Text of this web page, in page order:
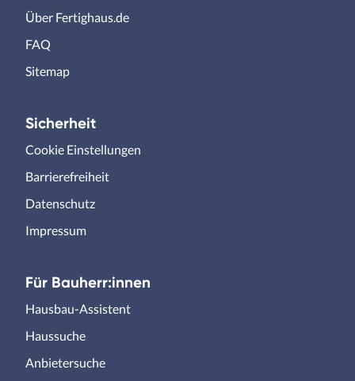
Über Fertighaus.de
FAQ
Sitemap
Sicherheit
Cookie Einstellungen
Barrierefreiheit
Datenschutz
Impressum
Für Bauherr:innen
Hausbau-Assistent
Haussuche
Anbietersuche